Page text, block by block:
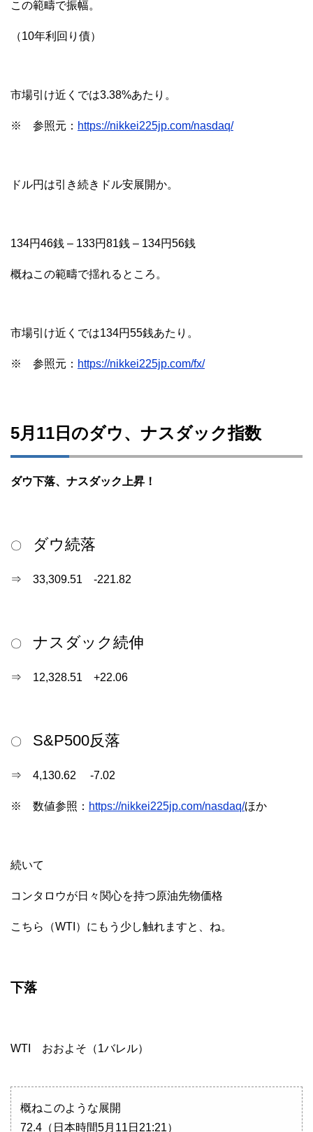
この範疇で振幅。
（10年利回り債）
市場引け近くでは3.38%あたり。
※ 参照元： https://nikkei225jp.com/nasdaq/
ドル円は引き続きドル安展開か。
134円46銭 – 133円81銭 – 134円56銭
概ねこの範疇で揺れるところ。
市場引け近くでは134円55銭あたり。
※ 参照元： https://nikkei225jp.com/fx/
5月11日のダウ、ナスダック指数
ダウ下落、ナスダック上昇！
〇 ダウ続落
⇒ 33,309.51 -221.82
〇 ナスダック続伸
⇒ 12,328.51 +22.06
〇 S&P500反落
⇒ 4,130.62 -7.02
※ 数値参照： https://nikkei225jp.com/nasdaq/ほか
続いて
コンタロウが日々関心を持つ原油先物価格
こちら（WTI）にもう少し触れますと、ね。
下落
WTI おおよそ（1バレル）
概ねこのような展開
72.4（日本時間5月11日21:21）